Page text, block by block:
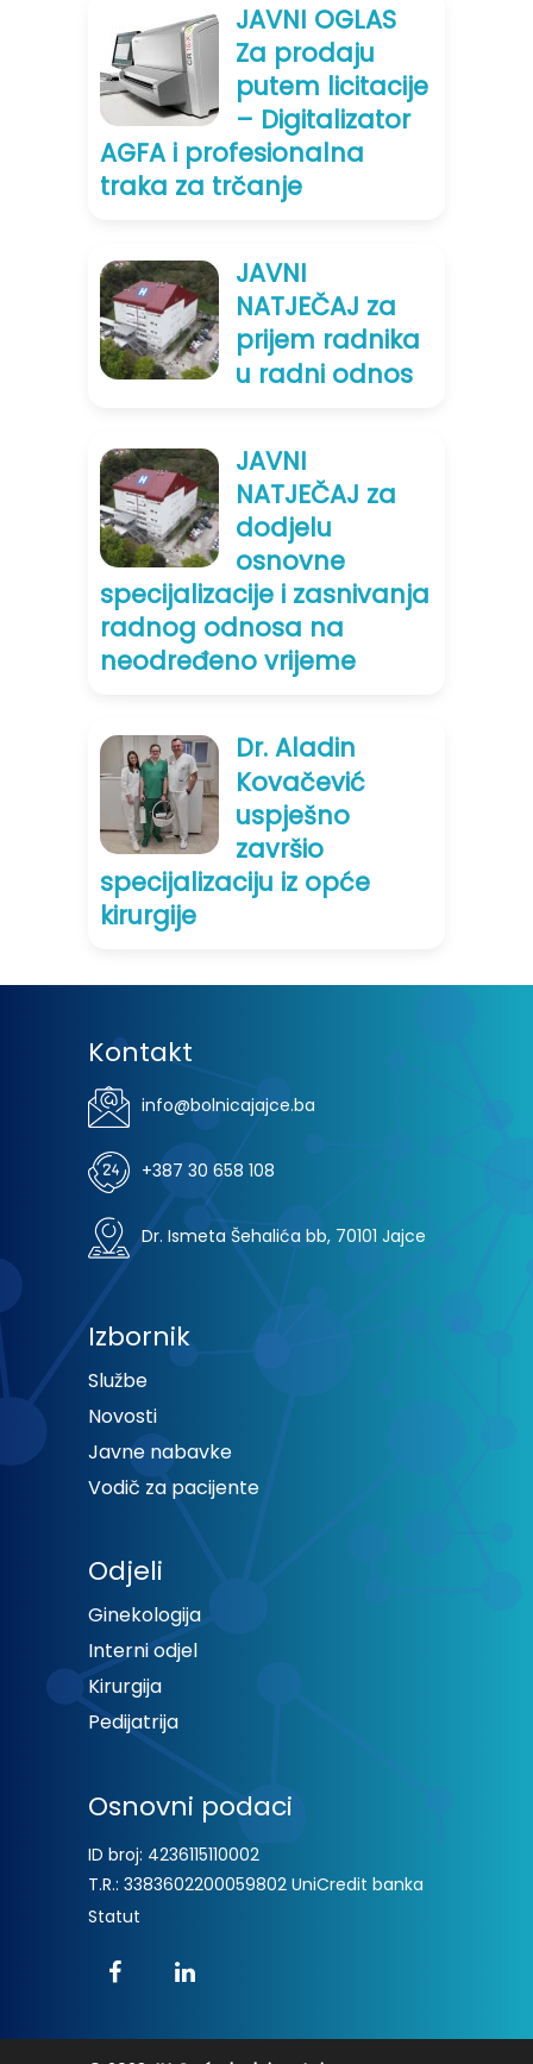
JAVNI OGLAS
Za prodaju
putem licitacije
– Digitalizator
AGFA i profesionalna
traka za trčanje
JAVNI
NATJEČAJ za
prijem radnika
u radni odnos
JAVNI
NATJEČAJ za
dodjelu
osnovne
specijalizacije i zasnivanja
radnog odnosa na
neodređeno vrijeme
Dr. Aladin
Kovačević
uspješno
završio
specijalizaciju iz opće
kirurgije
Kontakt
info@bolnicajajce.ba
+387 30 658 108
Dr. Ismeta Šehalića bb, 70101 Jajce
Izbornik
Službe
Novosti
Javne nabavke
Vodič za pacijente
Odjeli
Ginekologija
Interni odjel
Kirurgija
Pedijatrija
Osnovni podaci
ID broj: 4236115110002
T.R.: 3383602200059802 UniCredit banka
Statut